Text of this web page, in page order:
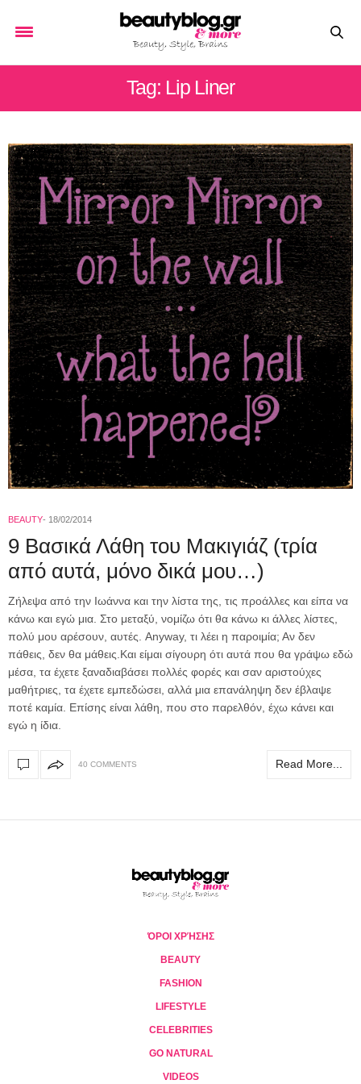
Tag: Lip Liner
BEAUTY 18/02/2014
9 Βασικά Λάθη του Μακιγιάζ (τρία
από αυτά, μόνο δικά μου…)
Ζήλεψα από την Ιωάννα και την λίστα της, τις προάλλες και είπα να
κάνω και εγώ μια. Στο μεταξύ, νομίζω ότι θα κάνω κι άλλες λίστες,
πολύ μου αρέσουν, αυτές. Anyway, τι λέει η παροιμία; Αν δεν
πάθεις, δεν θα μάθεις.Και είμαι σίγουρη ότι αυτά που θα γράψω εδώ
μέσα, τα έχετε ξαναδιαβάσει πολλές φορές και σαν αριστούχες
μαθήτριες, τα έχετε εμπεδώσει, αλλά μια επανάληψη δεν έβλαψε
ποτέ καμία. Επίσης είναι λάθη, που στο παρελθόν, έχω κάνει και
εγώ η ίδια.
40 COMMENTS Read More...
ΌΡΟΙ ΧΡΉΣΗΣ
BEAUTY
FASHION
LIFESTYLE
CELEBRITIES
GO NATURAL
VIDEOS